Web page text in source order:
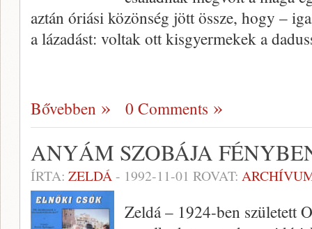
aztán óriási közönség jött össze, hogy –
a lázadást: voltak ott kisgyermekek a
Bővebben 0 Comments
ANYÁM SZOBÁJA
ÍRTA: ZELDÁ- 1992-11-01 ROVAT:
Zeldá – 1924-ben született